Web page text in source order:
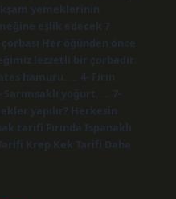
yemeklerinin
eşlik edecek 7
Her öğünden önce
lezzetli bir çorbadır.
hamuru. … 4- Fırın
yoğurt. … 7-
yapılır? Herkesin
tarifi Fırında Ispanaklı
Krep Kek Tarifi Daha